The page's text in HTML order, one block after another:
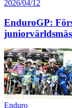
2026/04/12
EnduroGP:
Enduro